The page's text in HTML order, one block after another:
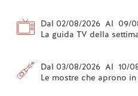
Dal 02/08/2026 Al 09/
La guida TV della
Dal 03/08/2026 Al 10/
Le mostre che aprono in